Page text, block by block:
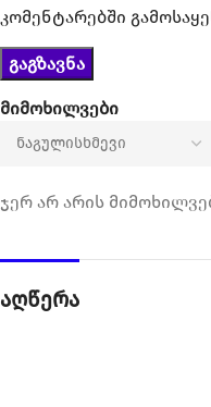
მიმოხილვები
ჯერ არ არის
კომენტარებში
აღწერა